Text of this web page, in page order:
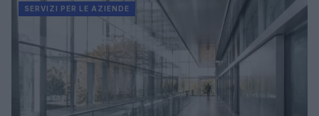
SERVIZI PER LE AZIENDE